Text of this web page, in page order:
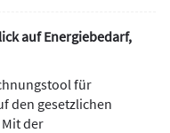
auf Energiebedarf,
für
den gesetzlichen
der